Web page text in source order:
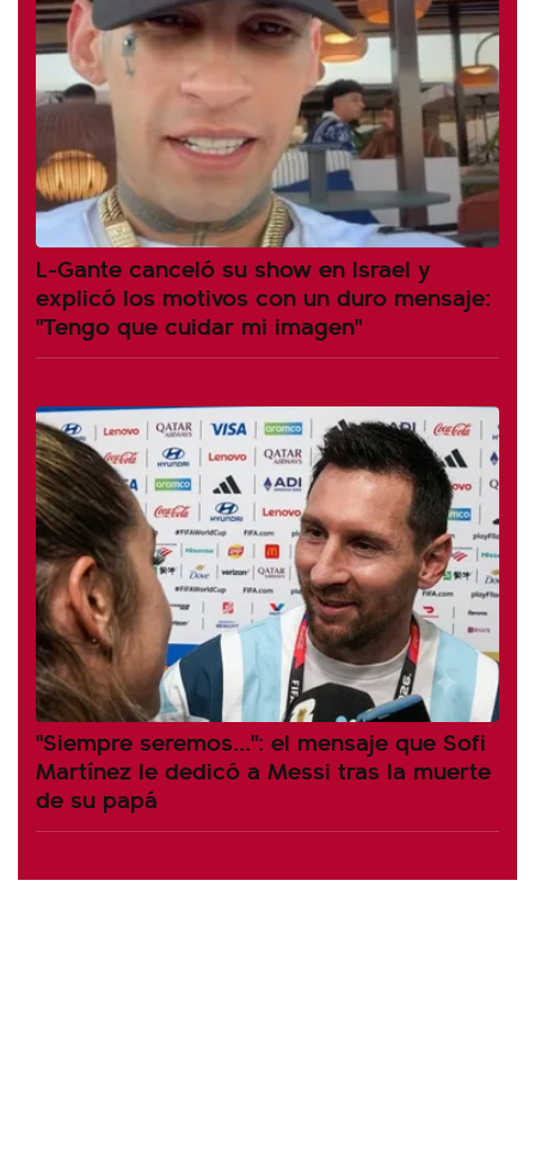
L-Gante canceló su show en Israel y
explicó los motivos con un duro mensaje:
"Tengo que cuidar mi imagen"
"Siempre seremos...": el mensaje que Sofi
Martínez le dedicó a Messi tras la muerte
de su papá